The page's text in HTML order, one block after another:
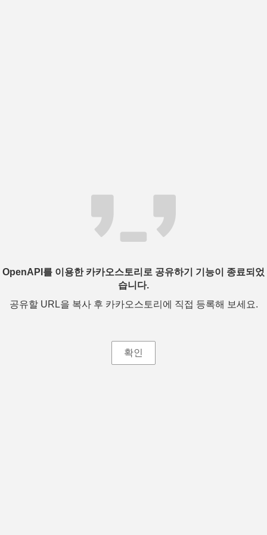
OpenAPI를 이용한 카카오스토리로 공유하기 기능이 종료되었
습니다.
공유할 URL을 복사 후 카카오스토리에 직접 등록해 보세요.
확인